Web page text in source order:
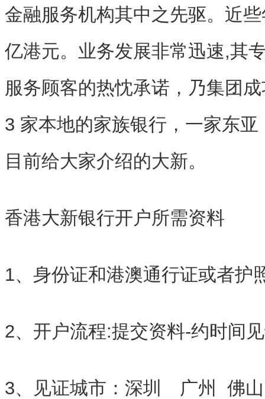
金融服务机构其中之先驱。近
亿港元。业务发展非常迅速,其
服务顾客的热忱承诺，乃集团
3 家本地的家族银行，一家东
目前给大家介绍的大新。
香港大新银行开户所需资料
1、身份证和港澳通行证或者护
2、开户流程:提交资料-约时间
3、见证城市：深圳 广州 佛